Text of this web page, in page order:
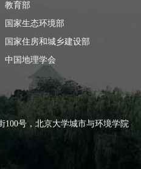
教育部
国家生态环境部
国家住房和城乡建设部
中国地理学会
100号，北京大学城市与环境学院